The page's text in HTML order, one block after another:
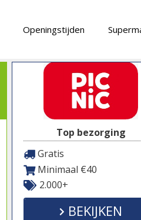
Openingstijden
Top bezorging
Gratis
Minimaal €40
2.000+
BEKIJKEN